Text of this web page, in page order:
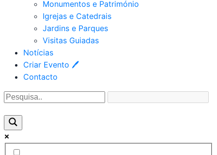
Monumentos e Património
Igrejas e Catedrais
Jardins e Parques
Visitas Guiadas
Notícias
Criar Evento 🖊
Contacto